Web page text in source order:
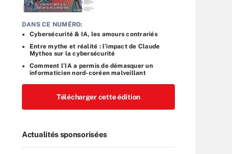
DANS CE NUMÉRO:
Cybersécurité & IA, les amours contrariés
Entre mythe et réalité : l’impact de Claude
Mythos sur la cybersécurité
Comment l’IA a permis de démasquer un
informaticien nord-coréen malveillant
Télécharger cette édition
Actualités sponsorisées